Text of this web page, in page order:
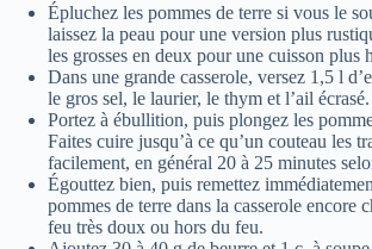
Épluchez les pommes de terre si vous le
laissez la peau pour une version plus
les grosses en deux pour une cuisson plus
Dans une grande casserole, versez 1,5 l
le gros sel, le laurier, le thym et l’ail écrasé.
Portez à ébullition, puis plongez les
Faites cuire jusqu’à ce qu’un couteau les
facilement, en général 20 à 25 minutes
Égouttez bien, puis remettez
pommes de terre dans la casserole encore
feu très doux ou hors du feu.